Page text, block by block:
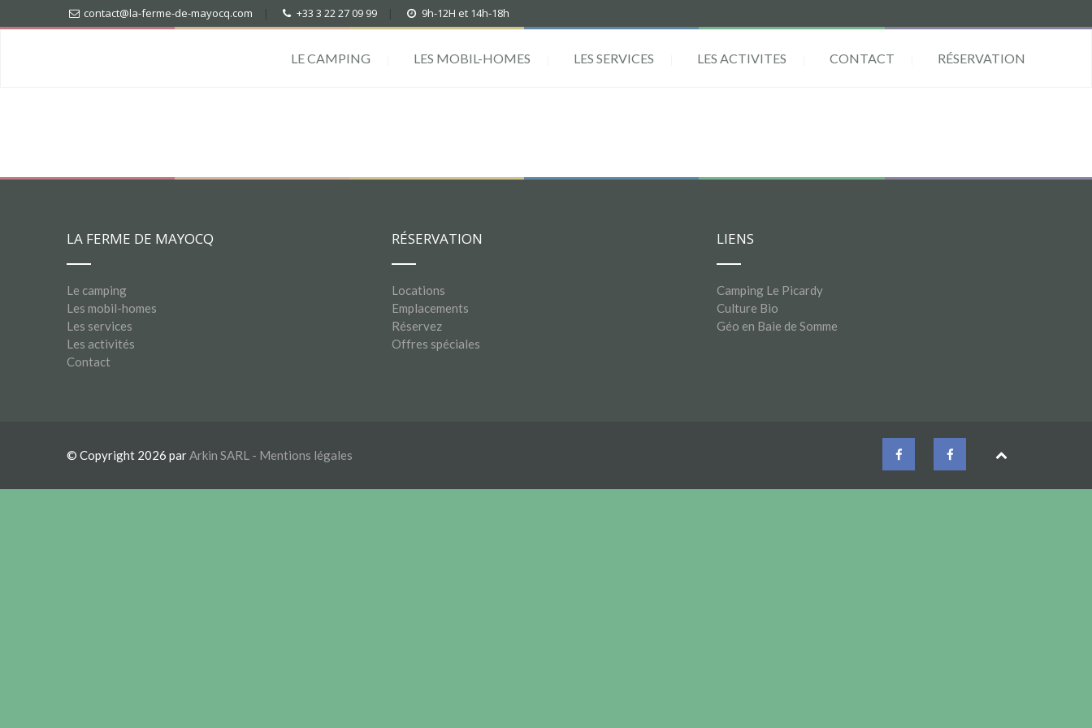
contact@la-ferme-de-mayocq.com +33 3 22 27 09 99 9h-12H et 14h-18h
LE CAMPING LES MOBIL-HOMES LES SERVICES LES ACTIVITES CONTACT RÉSERVATION
LA FERME DE MAYOCQ
Le camping
Les mobil-homes
Les services
Les activités
Contact
RÉSERVATION
Locations
Emplacements
Réservez
Offres spéciales
LIENS
Camping Le Picardy
Culture Bio
Géo en Baie de Somme
© Copyright 2026 parArkin SARL - Mentions légales